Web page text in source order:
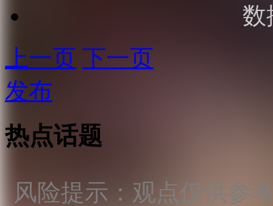
数
上一页 下一页
发布
热点话题
风险提示：观点仅供参